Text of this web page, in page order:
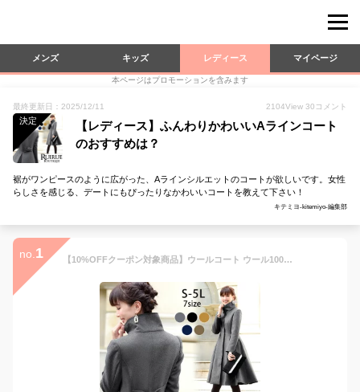
メンズ キッズ レディース マイページ
本ページはプロモーションを含みます
最終更新日：2025/12/11 2104View 30 コメント
決定
【レディース】ふんわりかわいいAラインコート
のおすすめは？
裾がワンピースのように広がった、Aラインシルエットのコートが欲しいです。女性
らしさを感じる、デートにもぴったりなかわいいコートを教えて下さい！
キテミヨ-kitemiyo-編集部
no. 1 【10%OFFクーポン対象商品】ウールコート ウール100% ロングコート ジャケット 上着 アウター 大きいサイズ レディース ミセス きれいめ 上品 ロング 防寒 お呼ばれ セレモニー 通勤 服装 冬 フォーマル チェスターコート 体型カバー 細見え 即日発送 プレゼント ギフト